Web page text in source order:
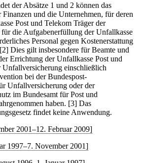
der Absätze 1 und 2 können das
und die Unternehmen, für deren
Post und Telekom Träger der
die Aufgabenerfüllung der Unfallkasse
Personal gegen Kostenerstattung
[2] Dies gilt insbesondere für Beamte und
Errichtung der Unfallkasse Post und
einschließlich
bei der Bundespost-
Unfallversicherung oder der
im Bundesamt für Post und
haben. [3] Das
findet keine Anwendung.
2001–12. Februar 2009]
1997–7. November 2001]